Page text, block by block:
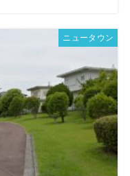
ニュータウン